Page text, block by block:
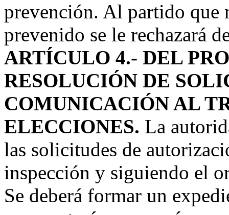
prevención. Al partido que
prevenido se le rechazará
ARTÍCULO 4.- DEL
RESOLUCIÓN DE
COMUNICACIÓN AL
ELECCIONES. La
las solicitudes de
inspección y siguiendo el
Se deberá formar un